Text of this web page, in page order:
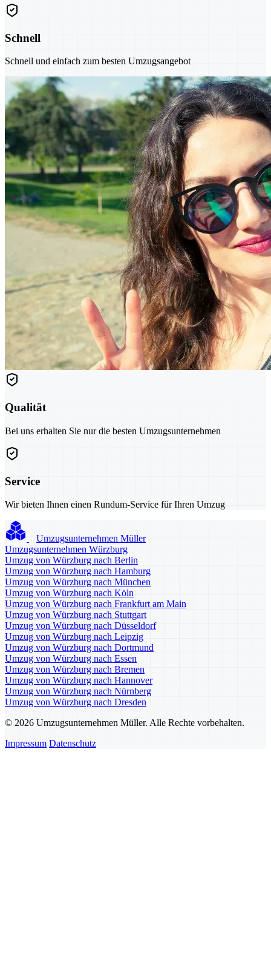
Schnell
Schnell und einfach zum besten Umzugsangebot
Qualität
Bei uns erhalten Sie nur die besten Umzugsunternehmen
Service
Wir bieten Ihnen einen Rundum-Service für Ihren Umzug
Umzugsunternehmen Müller
Umzugsunternehmen Würzburg
Umzug von Würzburg nach Berlin
Umzug von Würzburg nach Hamburg
Umzug von Würzburg nach München
Umzug von Würzburg nach Köln
Umzug von Würzburg nach Frankfurt am Main
Umzug von Würzburg nach Stuttgart
Umzug von Würzburg nach Düsseldorf
Umzug von Würzburg nach Leipzig
Umzug von Würzburg nach Dortmund
Umzug von Würzburg nach Essen
Umzug von Würzburg nach Bremen
Umzug von Würzburg nach Hannover
Umzug von Würzburg nach Nürnberg
Umzug von Würzburg nach Dresden
© 2026 Umzugsunternehmen Müller. Alle Rechte vorbehalten.
Impressum Datenschutz